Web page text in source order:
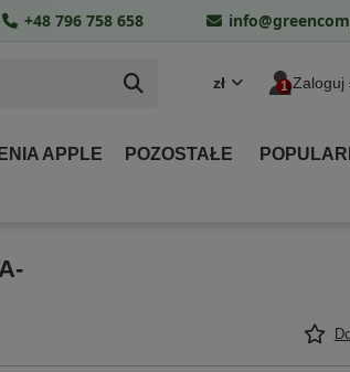
zł Zaloguj
APPLE POZOSTAŁE
+48 796 758 658